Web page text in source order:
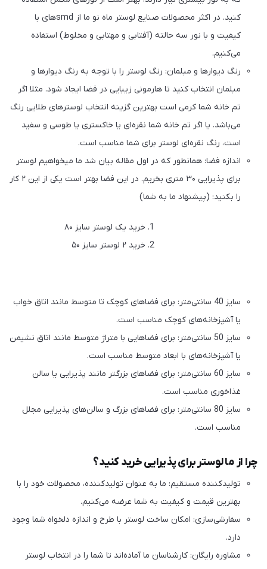
کنید. در اکثر محصولات صنایع لوستر ماه نو ما از smdهای با
کیفیت و با نور سه حالته (آفتابی و مهتابی و مخلوط) استفاده
می‌کنیم.
رنگ دیوارها و مبلمان: رنگ لوستر را با توجه به رنگ دیوارها و
مبلمان انتخاب کنید تا هارمونی زیبایی در فضا ایجاد شود. مثلا اگر
تم خانه شما کرمی است بهترین گزینه انتخاب لوسترهای طلایی رنگ
می‌باشد. یا اگر تم خانه شما نقره‌ای یا خاکستری یا طوسی و سفید
است، رنگ نقره‌ای لوستر برای شما مناسب است.
اندازه فضا: همانطور که در اول مقاله بیان شد ما میخواهیم لوستر
برای پذیرایی ۳۰ متری بخریم. در این فضا بهتر است یکی از این ۲ کار
را بکنید: (پیشنهاد ما به شما)
خرید یک لوستر سایز ۸۰
خرید ۲ لوستر سایز ۵۰
سایز 40 سانتی‌متر: برای فضاهای کوچک تا متوسط مانند اتاق خواب
یا آشپزخانه‌های کوچک مناسب است.
سایز 50 سانتی‌متر: برای فضاهایی با متراژ متوسط مانند اتاق نشیمن
یا آشپزخانه‌های با ابعاد متوسط مناسب است.
سایز 60 سانتی‌متر: برای فضاهای بزرگتر مانند پذیرایی یا سالن
غذاخوری مناسب است.
سایز 80 سانتی‌متر: برای فضاهای بزرگ و سالن‌های پذیرایی مجلل
مناسب است.
چرا از ما لوستر برای پذیرایی خرید کنید؟
تولیدکننده مستقیم: ما به عنوان تولیدکننده، محصولات خود را با
بهترین قیمت و کیفیت به شما عرضه می‌کنیم.
سفارشی‌سازی: امکان ساخت لوستر با طرح و اندازه دلخواه شما وجود
دارد.
مشاوره رایگان: کارشناسان ما آماده‌اند تا شما را در انتخاب لوستر